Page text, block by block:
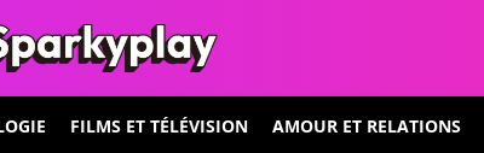
FILMS ET TÉLÉVISION AMOUR ET RELATIONS